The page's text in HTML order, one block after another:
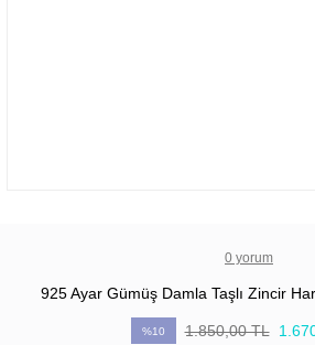
0 yorum
925 Ayar Gümüş Damla Taşlı Zincir
%10 1.850,00 TL